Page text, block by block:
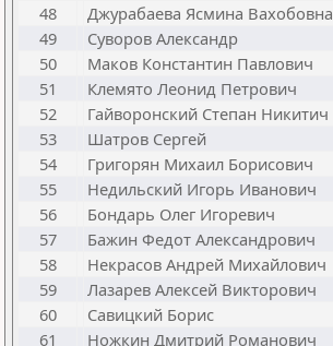
48
Джурабаева Ясмина Вахобовна
49
Суворов Александр
50
Маков Константин Павлович
51
Клемято Леонид Петрович
52
Гайворонский Степан Никитич
53
Шатров Сергей
54
Григорян Михаил Борисович
55
Недильский Игорь Иванович
56
Бондарь Олег Игоревич
57
Бажин Федот Александрович
58
Некрасов Андрей Михайлович
59
Лазарев Алексей Викторович
60
Савицкий Борис
61
Ножкин Дмитрий Романович